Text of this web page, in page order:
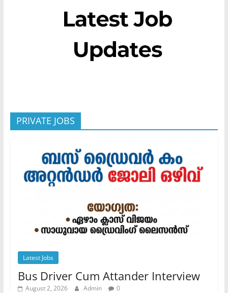
PRIVATE JOBS
Latest Jobs
Bus Driver Cum Attander Interview
August 2, 2026 Admin 0